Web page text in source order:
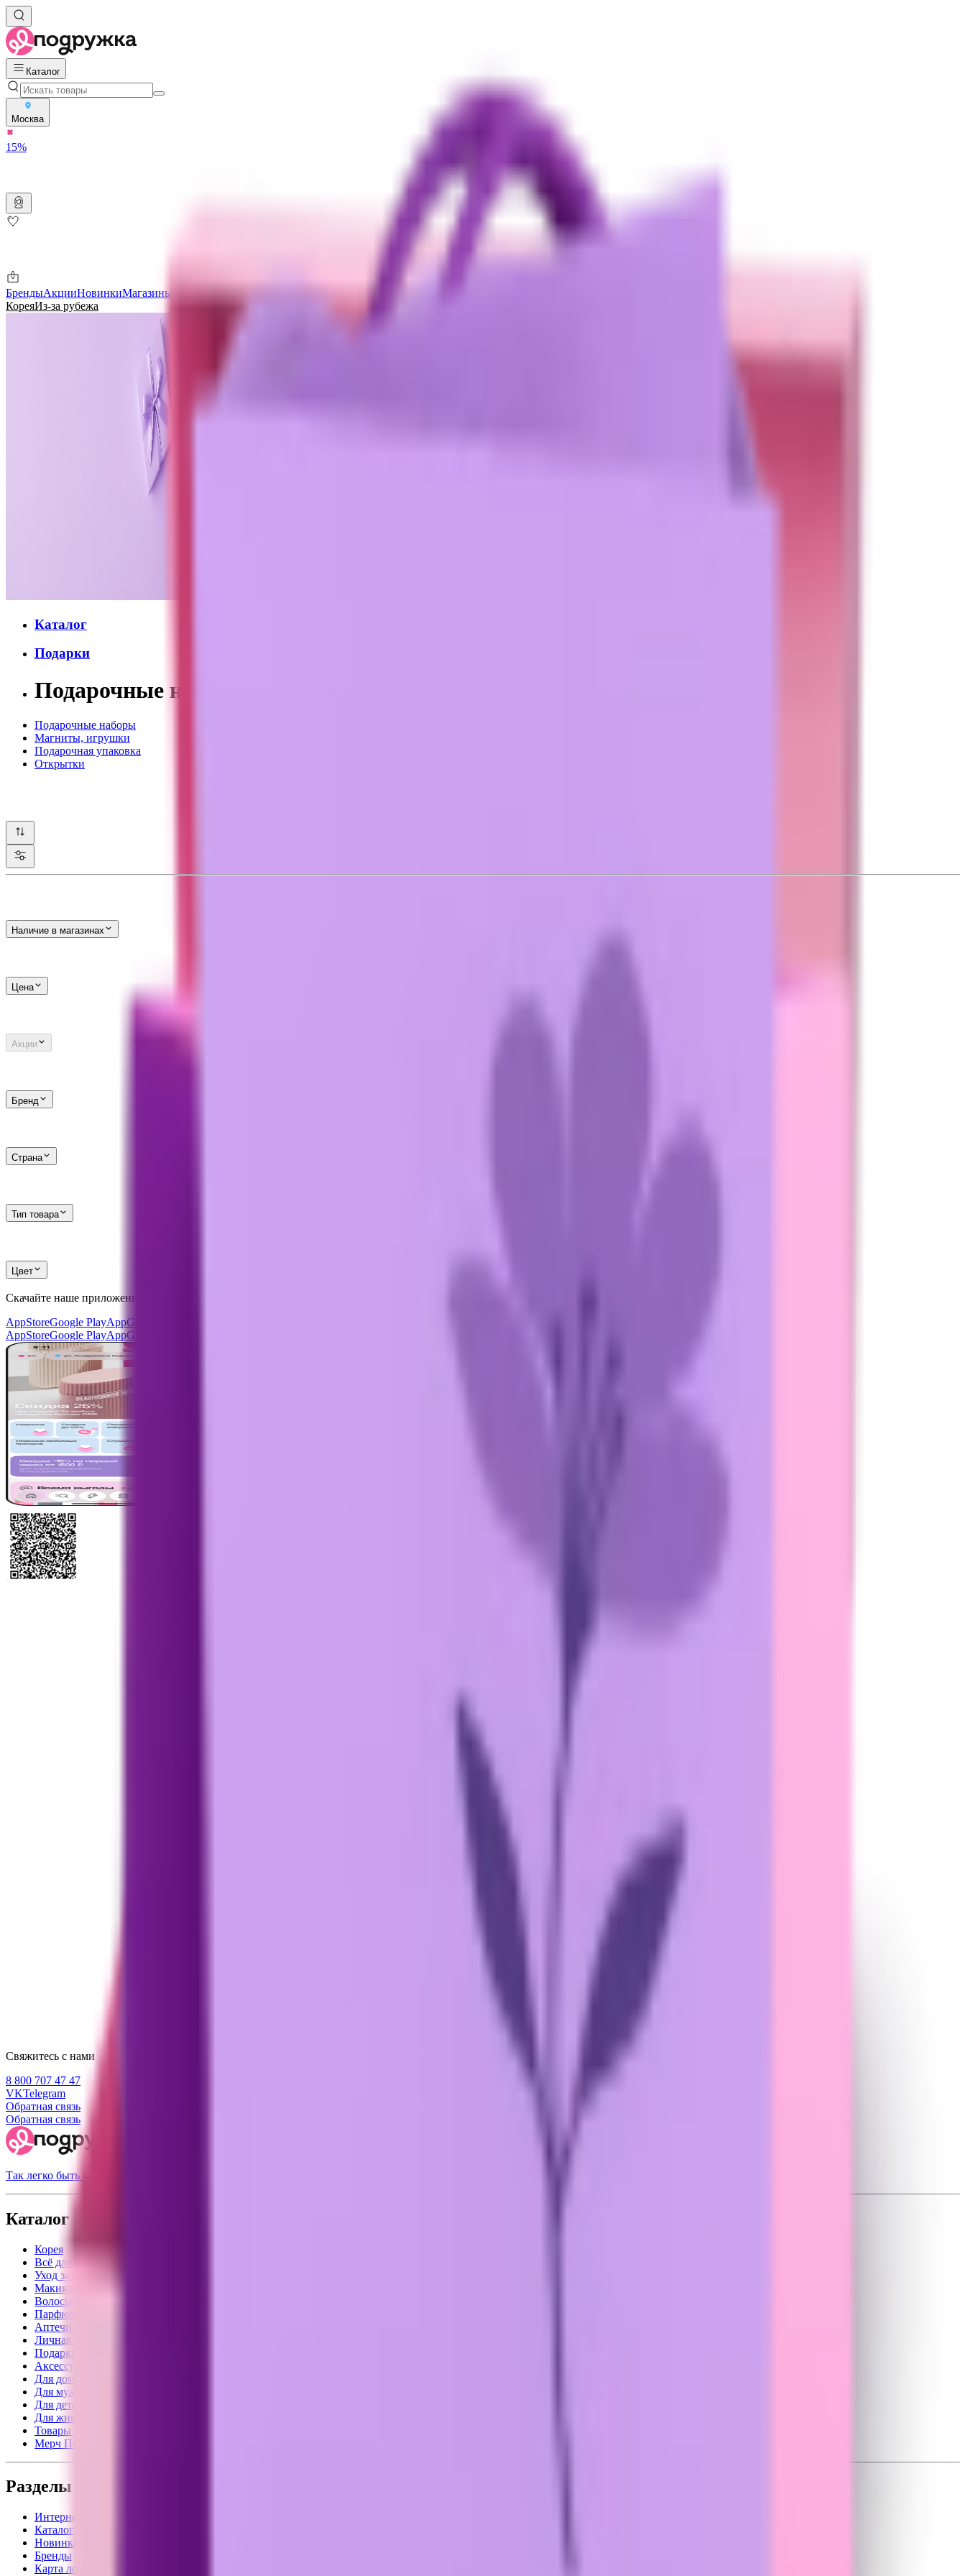
Каталог
Москва
15%
БрендыАкцииНовинкиМагазины Подарочные карты Косметика с ПДРН
КореяИз-за рубежа
Каталог
Подарки
Подарочные наборы косметики и упаковка для подарков MISS PINKY
Подарочные наборы
Магниты, игрушки
Подарочная упаковка
Открытки
Наличие в магазинах
Цена
Акции
Бренд
Страна
Тип товара
Цвет
Скачайте наше приложение
AppStoreGoogle PlayAppGallery
AppStoreGoogle PlayAppGallery
Свяжитесь с нами
8 800 707 47 47
VKTelegram
Обратная связь
Обратная связь
Так легко быть красивой
Каталог
Корея
Всё для лета
Уход за кожей
Макияж
Волосы
Парфюм
Аптечная косметика
Личная гигиена
Подарки
Аксессуары
Для дома
Для мужчин
Для детей
Для животных
Товары для взрослых
Мерч Подружка
Разделы
Интернет-магазин
Каталог
Новинки
Бренды
Карта лояльности